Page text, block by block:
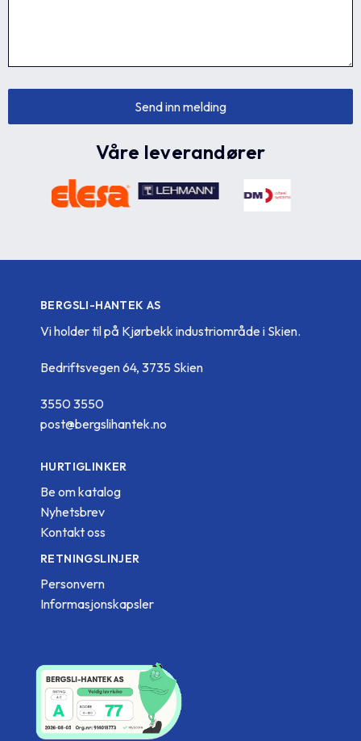
Våre leverandører
BERGSLI-HANTEK AS
Vi holder til på Kjørbekk industriområde i Skien.
Bedriftsvegen 64, 3735 Skien
3550 3550
post@bergslihantek.no
HURTIGLINKER
Be om katalog
Nyhetsbrev
Kontakt oss
RETNINGSLINJER
Personvern
Informasjonskapsler